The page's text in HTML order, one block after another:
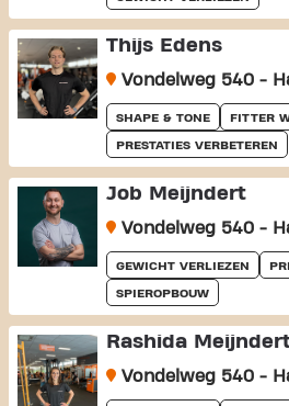
Thijs Edens
Vondelweg 540 -
SHAPE & TONE FITTER
PRESTATIES VERBETEREN
Job Meijndert
Vondelweg 540 -
GEWICHT VERLIEZEN
SPIEROPBOUW
Rashida
Vondelweg 540 -